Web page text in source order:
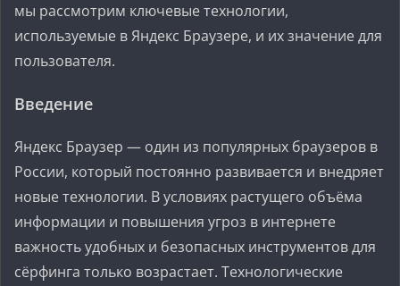
мы рассмотрим ключевые технологии,
используемые в Яндекс Браузере, и их значение для
пользователя.
Введение
Яндекс Браузер — один из популярных браузеров в
России, который постоянно развивается и внедряет
новые технологии. В условиях растущего объёма
информации и повышения угроз в интернете
важность удобных и безопасных инструментов для
сёрфинга только возрастает. Технологические